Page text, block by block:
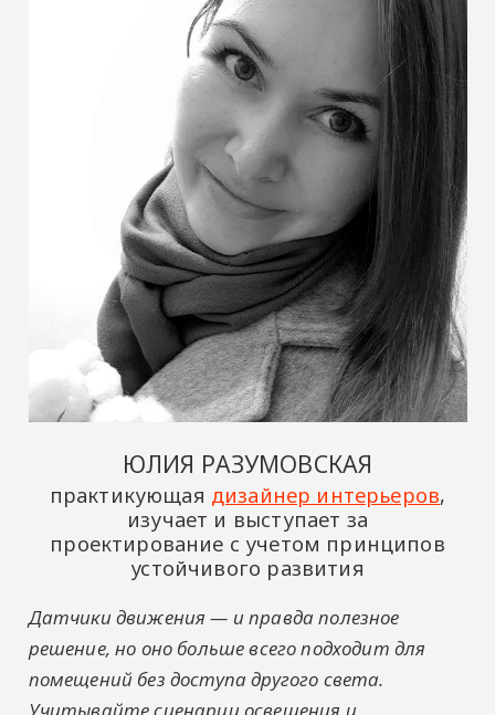
ЮЛИЯ РАЗУМОВСКАЯ
практикующая дизайнер интерьеров,
изучает и выступает за
проектирование с учетом принципов
устойчивого развития
Датчики движения — и правда полезное
решение, но оно больше всего подходит для
помещений без доступа другого света.